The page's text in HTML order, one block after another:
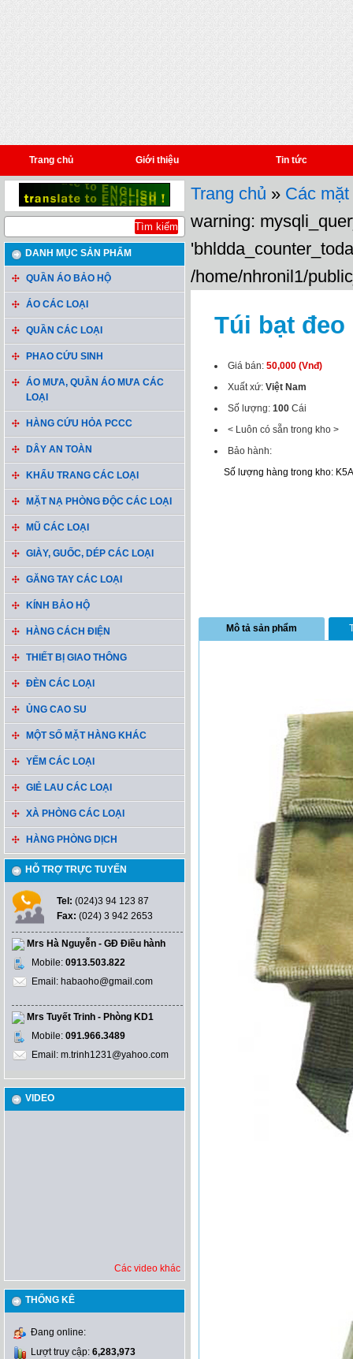
Trang chủ Giới thiệu Tin tức
DANH MỤC SẢN PHẨM
QUẦN ÁO BẢO HỘ
ÁO CÁC LOẠI
QUẦN CÁC LOẠI
PHAO CỨU SINH
ÁO MƯA, QUẦN ÁO MƯA CÁC
LOẠI
HÀNG CỨU HỎA PCCC
DÂY AN TOÀN
KHẨU TRANG CÁC LOẠI
MẶT NẠ PHÒNG ĐỘC CÁC LOẠI
MŨ CÁC LOẠI
GIÀY, GUỐC, DÉP CÁC LOẠI
GĂNG TAY CÁC LOẠI
KÍNH BẢO HỘ
HÀNG CÁCH ĐIỆN
THIẾT BỊ GIAO THÔNG
ĐÈN CÁC LOẠI
ỦNG CAO SU
MỘT SỐ MẶT HÀNG KHÁC
YẾM CÁC LOẠI
GIẺ LAU CÁC LOẠI
XÀ PHÒNG CÁC LOẠI
HÀNG PHÒNG DỊCH
HỖ TRỢ TRỰC TUYẾN
Tel: (024)3 94 123 87
Fax: (024) 3 942 2653
Mrs Hà Nguyễn - GĐ Điều hành
Mobile: 0913.503.822
Email: habaoho@gmail.com
Mrs Tuyết Trinh - Phòng KD1
Mobile: 091.966.3489
Email: m.trinh1231@yahoo.com
VIDEO
Các video khác
THỐNG KÊ
Đang online:
Lượt truy cập: 6,283,973
Trang chủ » Các
warning:
/home/nhronil1/
Túi bạt đeo
Giá bán: 50,000 (Vnđ)
Xuất xứ: Việt Nam
Số lượng: 100 Cái
< Luôn có sẵn trong kho >
Bảo hành:
Số lượng hàng trong kho: K5A
Mô tả sản phẩm